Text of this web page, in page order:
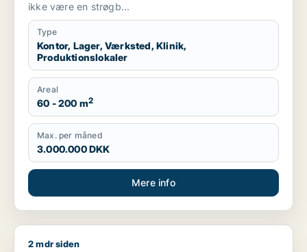
ikke være en strøgb...
Type
Kontor, Lager, Værksted, Klinik,
Produktionslokaler
Areal
60 - 200 m2
Max. per måned
3.000.000 DKK
Mere info
Saif søger kontor, lager, værksted, butik, klinik, restaurant,
2 mdr siden